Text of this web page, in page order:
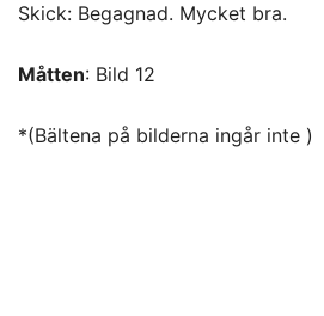
Skick: Begagnad. Mycket bra.
Måtten: Bild 12
*(Bältena på bilderna ingår inte )